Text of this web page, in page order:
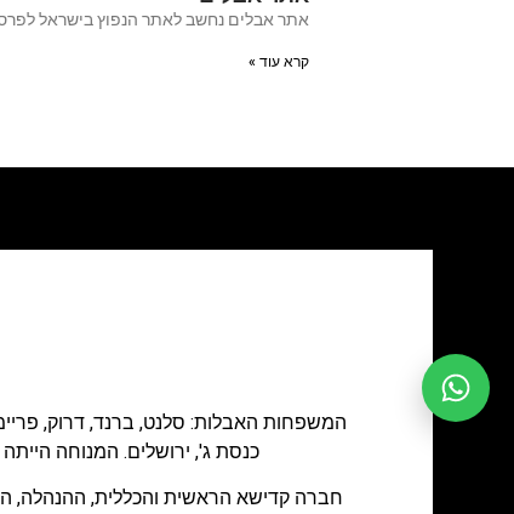
אתר אבלים נחשב לאתר הנפוץ בישראל לפרסום מודעות אבל מעל 20 שנה האתר
קרא עוד »
כנסת ג', ירושלים. המנוחה
חברה קדישא הראשית והכללית, ההנהלה,